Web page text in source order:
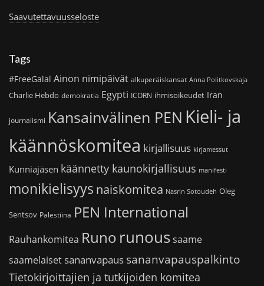
Saavutettavuusseloste
Tags
#FreeGalal Ainon nimipäivät alkuperäiskansat Anna Politkovskaja
Charlie Hebdo demokratia Egypti ICORN ihmisoikeudet Iran
journalismi Kansainvälinen PEN Kieli- ja
käännöskomitea kirjallisuus kirjamessut
Kunniajäsen käännetty kaunokirjallisuus manifesti
monikielisyys naiskomitea Nasrin Sotoudeh Oleg
Sentsov Palestiina PEN International
Rauhankomitea Runo runoussaame
saamelaiset sananvapaus sananvapauspalkinto
Tietokirjoittajien ja tutkijoiden komitea